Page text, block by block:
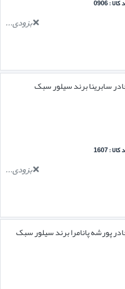
: 0906
بزودی...
سابرینا برند سیلور سبک
: 1607
بزودی...
پورشه پانامرا برند سیلور سبک